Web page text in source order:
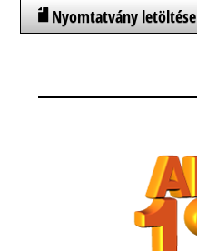
Nyomtatvány letöltése